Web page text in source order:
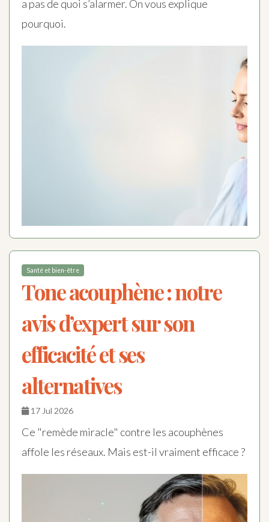
a pas de quoi s’alarmer. On vous explique
pourquoi.
Santé et bien-être
Tone acouphène : notre
avis d’expert sur son
efficacité et ses
alternatives
17 Jul 2026
Ce "remède miracle" contre les acouphènes
affole les réseaux. Mais est-il vraiment efficace ?